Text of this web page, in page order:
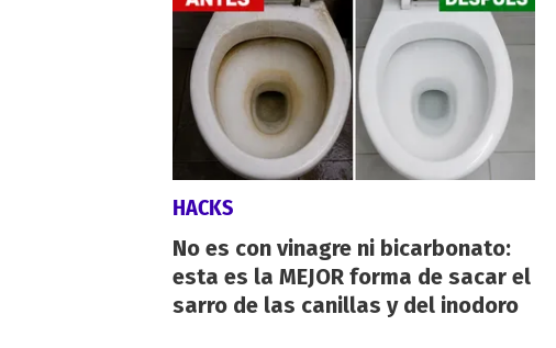
HACKS
No es con vinagre ni bicarbonato:
esta es la MEJOR forma de sacar el
sarro de las canillas y del inodoro